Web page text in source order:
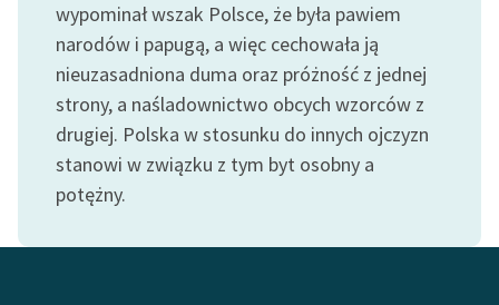
Szkoła Poezji Wolnych
O nas
Kontakt
O projekcie
Zespół
wypominał wszak Polsce, że była pawiem
narodów i papugą, a więc cechowała ją
nieuzasadniona duma oraz próżność z jednej
strony, a naśladownictwo obcych wzorców z
drugiej. Polska w stosunku do innych ojczyzn
stanowi w związku z tym byt osobny a
potężny.